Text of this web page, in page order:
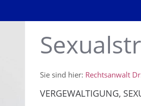
Sie sind hier: Rechtsanwalt
VERGEWALTIGUNG,